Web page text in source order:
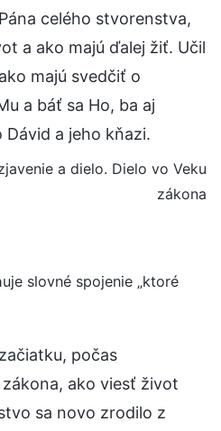
celého stvorenstva,
a ako majú ďalej žiť. Učil
majú svedčiť o
a báť sa Ho, ba aj
a jeho kňazi.
a dielo. Dielo vo Veku
zákona
slovné spojenie „ktoré
počas
ako viesť život
sa novo zrodilo z